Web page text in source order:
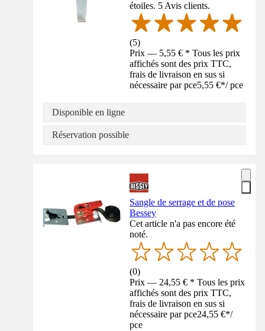
étoiles. 5 Avis clients.
(5)
Prix — 5,55 € * Tous les prix
affichés sont des prix TTC,
frais de livraison en sus si
nécessaire par pce5,55 €*/ pce
Disponible en ligne
Réservation possible
Sangle de serrage et de pose
Bessey
Cet article n'a pas encore été
noté.
(0)
Prix — 24,55 € * Tous les prix
affichés sont des prix TTC,
frais de livraison en sus si
nécessaire par pce24,55 €*/
pce